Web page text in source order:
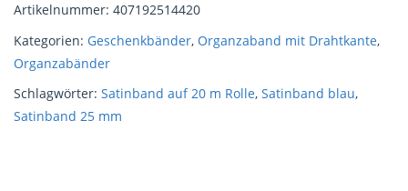
Artikelnummer: 407192514420
Kategorien: Geschenkbänder, Organzaband mit Drahtkante,
Organzabänder
Schlagwörter: Satinband auf 20 m Rolle, Satinband blau,
Satinband 25 mm